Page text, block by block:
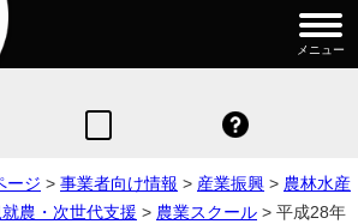
メニュー
ージ > 事業者向け情報 > 産業振興 > 農林水産
農・次世代支援 > 農業スクール > 平成28年